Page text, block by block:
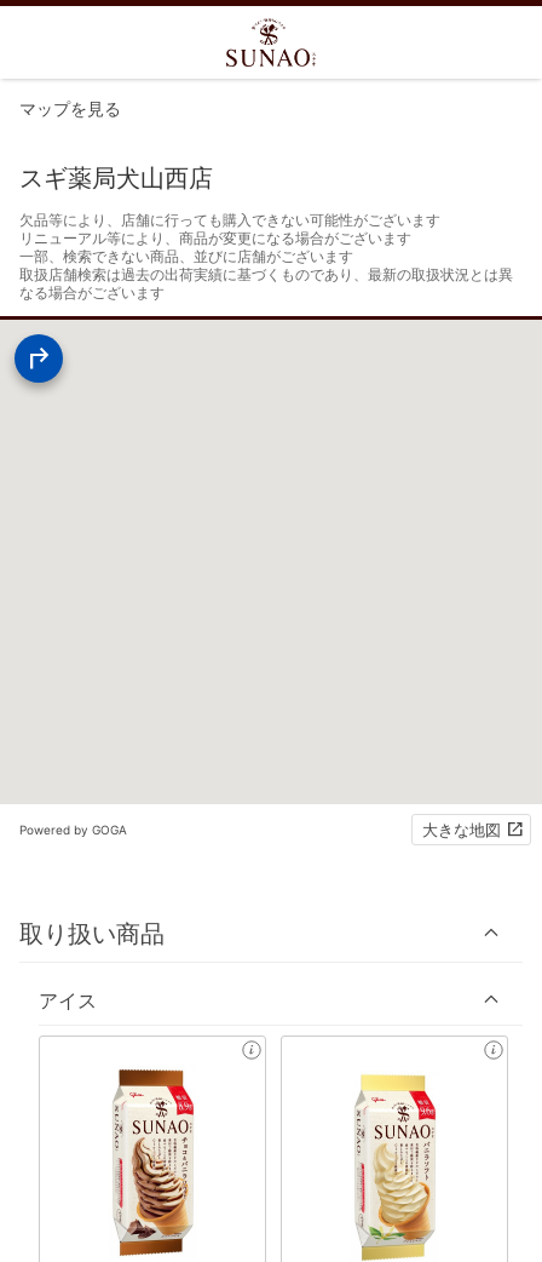
マップを見る
スギ薬局犬山西店
欠品等により、店舗に行っても購入できない可能性がございます
リニューアル等により、商品が変更になる場合がございます
一部、検索できない商品、並びに店舗がございます
取扱店舗検索は過去の出荷実績に基づくものであり、最新の取扱状況とは異
なる場合がございます
Powered by GOGA 大きな地図
取り扱い商品
アイス